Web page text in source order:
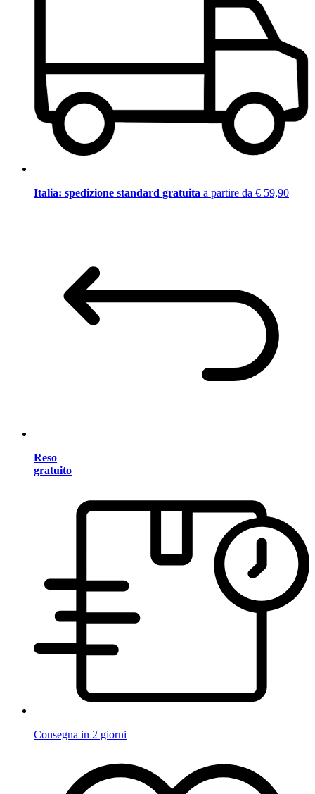
Italia: spedizione standard gratuita a partire da € 59,90
Reso
gratuito
Consegna in 2 giorni